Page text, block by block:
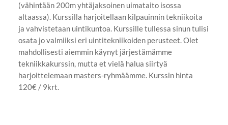
(vähintään 200m yhtäjaksoinen uimataito isossa
altaassa). Kurssilla harjoitellaan kilpauinnin tekniikoita
ja vahvistetaan uintikuntoa. Kurssille tullessa sinun tulisi
osata jo valmiiksi eri uintitekniikoiden perusteet. Olet
mahdollisesti aiemmin käynyt järjestämämme
tekniikkakurssin, mutta et vielä halua siirtyä
harjoittelemaan masters-ryhmäämme. Kurssin hinta
120€ / 9krt.